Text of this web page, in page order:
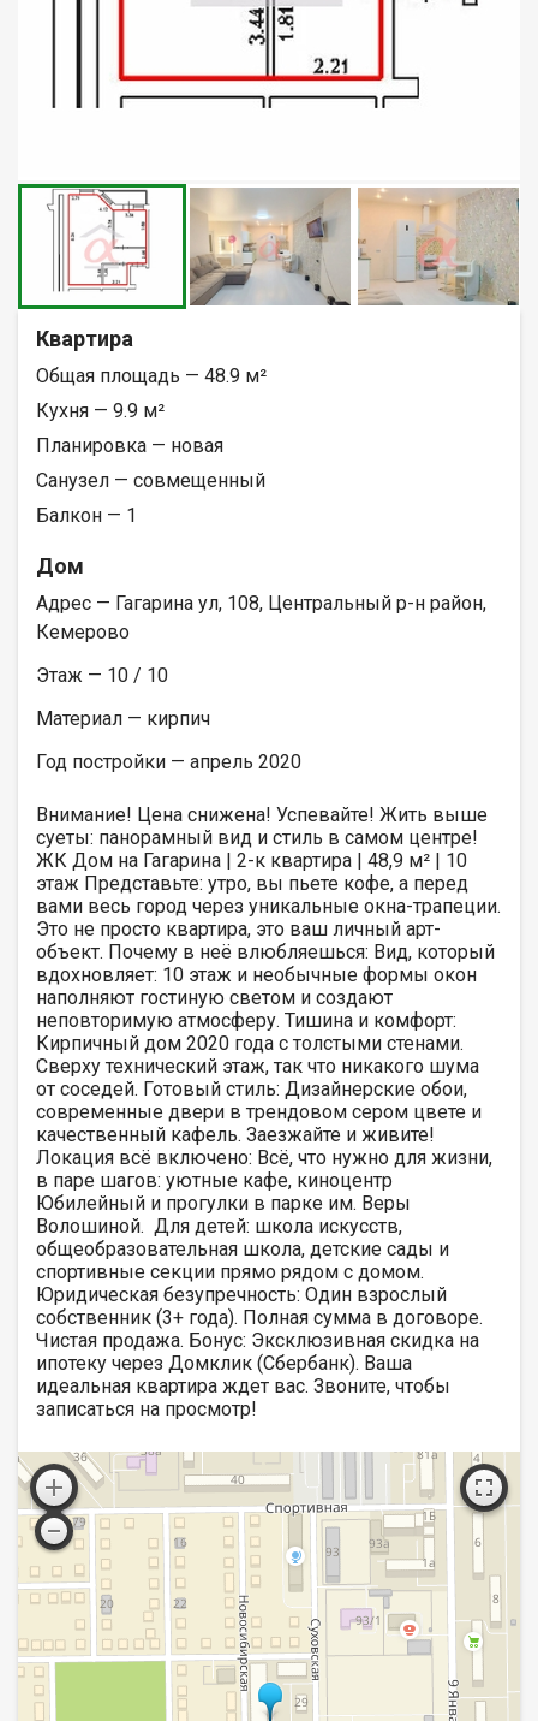
Квартира
Общая площадь — 48.9 м²
Кухня — 9.9 м²
Планировка — новая
Санузел — совмещенный
Балкон — 1
Дом
Адрес — Гагарина ул, 108, Центральный р-н район,
Кемерово
Этаж — 10 / 10
Материал — кирпич
Год постройки — апрель 2020
Внимание! Цена снижена! Успевайте! Жить выше
суеты: панорамный вид и стиль в самом центре!
ЖК Дом на Гагарина | 2-к квартира | 48,9 м² | 10
этаж Представьте: утро, вы пьете кофе, а перед
вами весь город через уникальные окна-трапеции.
Это не просто квартира, это ваш личный арт-
объект. Почему в неё влюбляешься: Вид, который
вдохновляет: 10 этаж и необычные формы окон
наполняют гостиную светом и создают
неповторимую атмосферу. Тишина и комфорт:
Кирпичный дом 2020 года с толстыми стенами.
Сверху технический этаж, так что никакого шума
от соседей. Готовый стиль: Дизайнерские обои,
современные двери в трендовом сером цвете и
качественный кафель. Заезжайте и живите!
Локация всё включено: Всё, что нужно для жизни,
в паре шагов: уютные кафе, киноцентр
Юбилейный и прогулки в парке им. Веры
Волошиной. ‍‍‍ Для детей: школа искусств,
общеобразовательная школа, детские сады и
спортивные секции прямо рядом с домом.
Юридическая безупречность: Один взрослый
собственник (3+ года). Полная сумма в договоре.
Чистая продажа. Бонус: Эксклюзивная скидка на
ипотеку через Домклик (Сбербанк). Ваша
идеальная квартира ждет вас. Звоните, чтобы
записаться на просмотр!